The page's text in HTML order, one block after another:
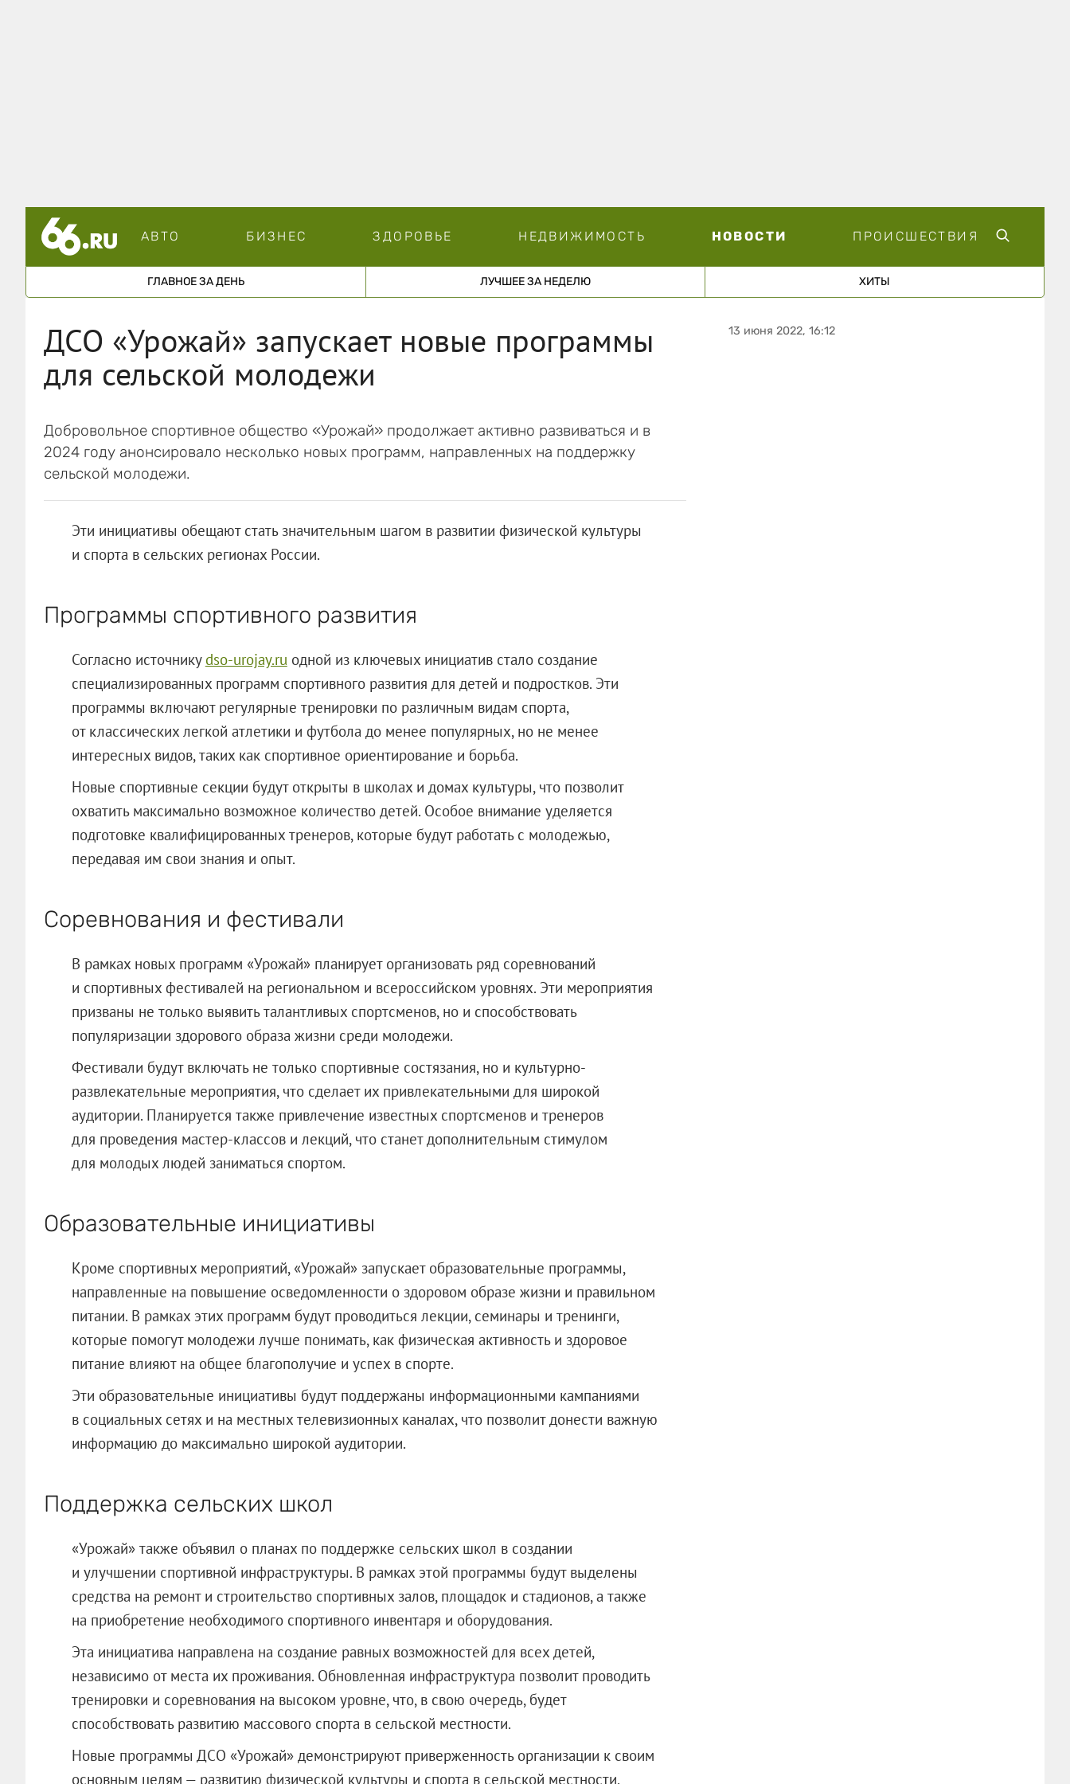
АВТО БИЗНЕС ЗДОРОВЬЕ НЕДВИЖИМОСТЬ НОВОСТИ ПРОИСШЕСТВИЯ
ГЛАВНОЕ ЗА ДЕНЬ ЛУЧШЕЕ ЗА НЕДЕЛЮ ХИТЫ
ДСО «Урожай» запускает новые программы
для сельской молодежи
Добровольное спортивное общество «Урожай» продолжает активно развиваться и в
2024 году анонсировало несколько новых программ, направленных на поддержку
сельской молодежи.
Эти инициативы обещают стать значительным шагом в развитии физической культуры
и спорта в сельских регионах России.
Программы спортивного развития
Согласно источнику dso-urojay.ru одной из ключевых инициатив стало создание
специализированных программ спортивного развития для детей и подростков. Эти
программы включают регулярные тренировки по различным видам спорта,
от классических легкой атлетики и футбола до менее популярных, но не менее
интересных видов, таких как спортивное ориентирование и борьба.
Новые спортивные секции будут открыты в школах и домах культуры, что позволит
охватить максимально возможное количество детей. Особое внимание уделяется
подготовке квалифицированных тренеров, которые будут работать с молодежью,
передавая им свои знания и опыт.
Соревнования и фестивали
В рамках новых программ «Урожай» планирует организовать ряд соревнований
и спортивных фестивалей на региональном и всероссийском уровнях. Эти мероприятия
призваны не только выявить талантливых спортсменов, но и способствовать
популяризации здорового образа жизни среди молодежи.
Фестивали будут включать не только спортивные состязания, но и культурно-
развлекательные мероприятия, что сделает их привлекательными для широкой
аудитории. Планируется также привлечение известных спортсменов и тренеров
для проведения мастер-классов и лекций, что станет дополнительным стимулом
для молодых людей заниматься спортом.
Образовательные инициативы
Кроме спортивных мероприятий, «Урожай» запускает образовательные программы,
направленные на повышение осведомленности о здоровом образе жизни и правильном
питании. В рамках этих программ будут проводиться лекции, семинары и тренинги,
которые помогут молодежи лучше понимать, как физическая активность и здоровое
питание влияют на общее благополучие и успех в спорте.
Эти образовательные инициативы будут поддержаны информационными кампаниями
в социальных сетях и на местных телевизионных каналах, что позволит донести важную
информацию до максимально широкой аудитории.
Поддержка сельских школ
«Урожай» также объявил о планах по поддержке сельских школ в создании
и улучшении спортивной инфраструктуры. В рамках этой программы будут выделены
средства на ремонт и строительство спортивных залов, площадок и стадионов, а также
на приобретение необходимого спортивного инвентаря и оборудования.
Эта инициатива направлена на создание равных возможностей для всех детей,
независимо от места их проживания. Обновленная инфраструктура позволит проводить
тренировки и соревнования на высоком уровне, что, в свою очередь, будет
способствовать развитию массового спорта в сельской местности.
Новые программы ДСО «Урожай» демонстрируют приверженность организации к своим
основным целям — развитию физической культуры и спорта в сельской местности,
13 июня 2022, 16:12